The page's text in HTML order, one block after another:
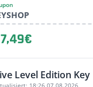
Level Edition Key